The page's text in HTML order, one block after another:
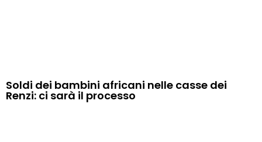
Soldi dei bambini africani nelle casse dei
Renzi: ci sarà il processo